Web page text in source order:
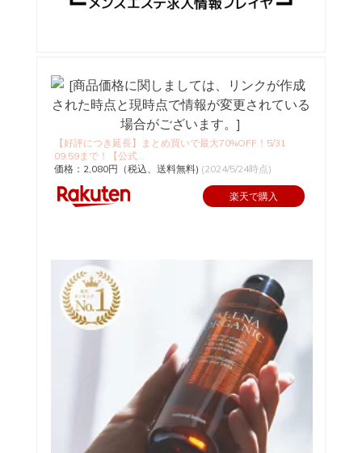
【好評につき延長】まとめ買いで最大70%OFF！5/31
09:59まで！【公式...
価格：2,080円（税込、送料無料) (2024/5/24時点)
楽天で購入